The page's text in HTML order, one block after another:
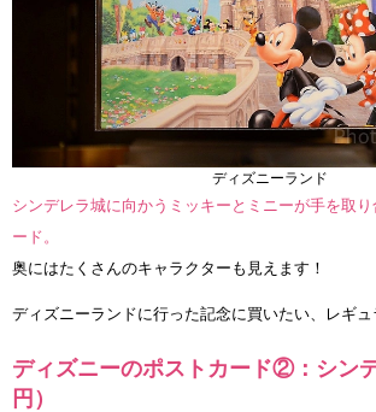
ディズニーランド
シンデレラ城に向かうミッキーとミニーが手を取
ード。
奥にはたくさんのキャラクターも見えます！
ディズニーランドに行った記念に買いたい、レギュ
ディズニーのポストカード②：シン
円）